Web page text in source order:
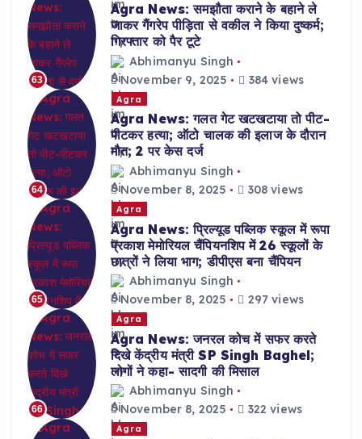
63
Agra News: समझौता कराने के बहाने ले
जाकर गैंगरेप पीड़िता से वकील ने किया दुष्कर्म;
गिरफ्तार को पैर टूटे
Abhimanyu Singh
November 9, 2025
384 views
64
Agra
Agra News: गलत गेट खटखटाया तो पीट-
पीटकर हत्या; ऑटो चालक की इलाज के दौरान
मौत; 2 पर केस दर्ज
Abhimanyu Singh
November 8, 2025
308 views
65
Agra
Agra News: प्रिल्यूड पब्लिक स्कूल में रूपा
प्रकाश मेमोरियल चैंपियनशिप में 26 स्कूलों के
छात्रों ने लिया भाग; डीपीएस बना चैंपियन
Abhimanyu Singh
November 8, 2025
297 views
66
Agra
Agra News: जनरल कोच में सफर करते
दिखे केंद्रीय मंत्री SP Singh Baghel;
लोगों ने कहा- सादगी की मिसाल
Abhimanyu Singh
November 8, 2025
322 views
Agra